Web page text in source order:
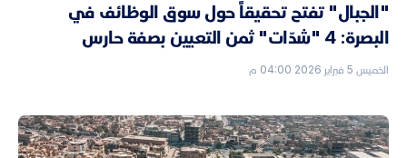
"الجبال" تفتح تحقيقاً حول سوق الوظائف في
البصرة: 4 "شدّات" ثمن التعيين بصفة حارس
الخميس 5 فبراير 2026 04:00 م